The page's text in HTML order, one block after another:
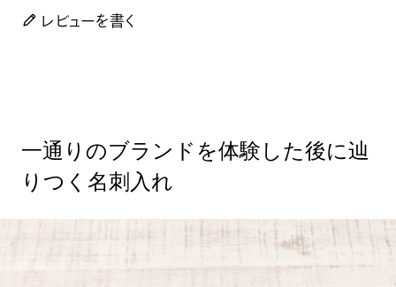
レビューを書く
一通りのブランドを体験した後に辿
りつく名刺入れ